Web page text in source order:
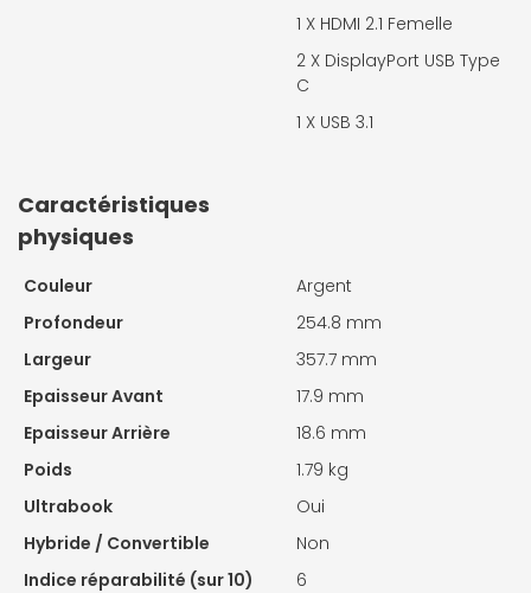
1 X HDMI 2.1 Femelle
2 X DisplayPort USB Type
C
1 X USB 3.1
Caractéristiques
physiques
Couleur
Argent
Profondeur
254.8 mm
Largeur
357.7 mm
Epaisseur Avant
17.9 mm
Epaisseur Arrière
18.6 mm
Poids
1.79 kg
Ultrabook
Oui
Hybride / Convertible
Non
Indice réparabilité (sur 10)
6